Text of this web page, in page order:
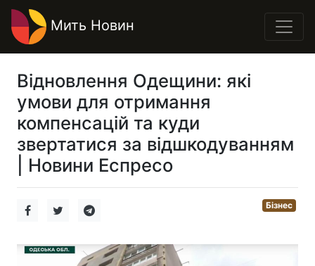
Мить Новин
Відновлення Одещини: які
умови для отримання
компенсацій та куди
звертатися за відшкодуванням
| Новини Еспресо
Бізнес